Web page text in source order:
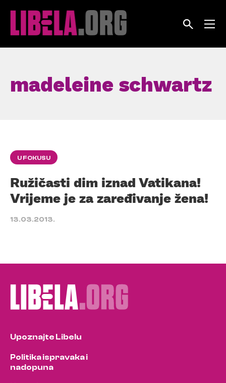
madeleine schwartz
U FOKUSU
Ružičasti dim iznad Vatikana!
Vrijeme je za zaređivanje žena!
13.03.2013.
Upoznajte Libelu
Politika ispravaka i
nadopuna